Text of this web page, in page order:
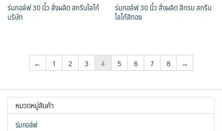
ร่มกอล์ฟ 30 นิ้ว สั่งผลิต สกรีนโลโก้
บริษัท
ร่มกอล์ฟ 30 นิ้ว สั่งผลิต สีกรม สกรีน
โลโก้สีทอง
← 1 2 3 4 5 6 7 8 →
หมวดหมู่สินค้า
ร่มกอล์ฟ